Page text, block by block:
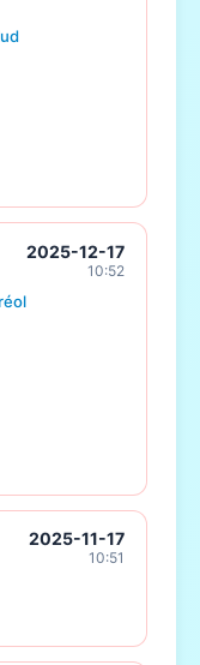
2025-12-17
10:52
2025-11-17
10:51